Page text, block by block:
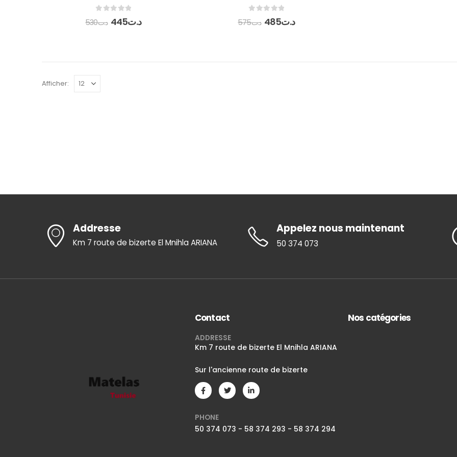
out of 5
د.ت530 د.ت445 out of 5
د.ت575 د.ت485
Afficher:
Addresse
Km 7 route de bizerte El Mnihla ARIANA
Appelez nous maintenant
50 374 073
Contact
ADDRESSE
Km 7 route de bizerte El Mnihla ARIANA
Sur l'ancienne route de bizerte
PHONE
50 374 073 - 58 374 293 - 58 374 294
Nos catégories